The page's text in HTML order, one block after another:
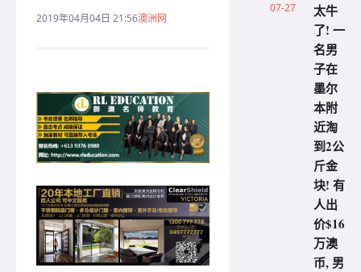
2019年04月04日 21:56澳洲网
07-27
太牛
了! 一
名男
子在
墨尔
本附
近淘
到2公
斤金
块! 有
人出
价$16
万澳
币, 男